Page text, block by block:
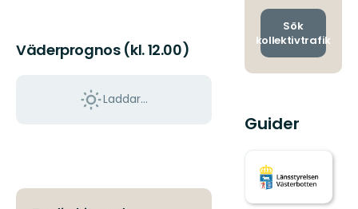
Väderprognos (kl. 12.00)
Laddar...
och
Sök
kollektivtrafik
Guider